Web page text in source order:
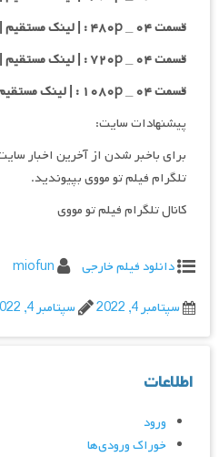
قسمت ۰۴ _ ۴۸۰p : | لینک مستقیم |
قسمت ۰۴ _ ۷۲۰p : | لینک مستقیم |
قسمت ۰۴ _ ۱۰۸۰p : | لینک مستقیم |
پیشنهادات سایت:
برای باخبر شدن از آخرین اخبار
تلگرام فیلم تو مووی بپیوندید.
کانال تلگرام فیلم تو مووی
دانلود فیلم خارجی
miofun
سپتامبر 4, 2022
سپتامبر 4, 2022
اطلاعات
ورود
خوراک ورودی‌ها